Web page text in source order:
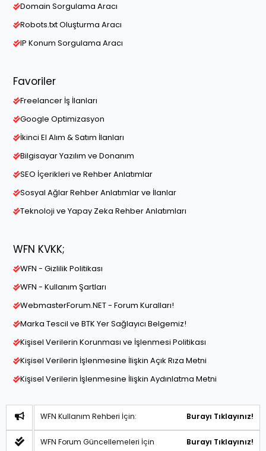
Domain Sorgulama Aracı
Robots.txt Oluşturma Aracı
IP Konum Sorgulama Aracı
Favoriler
Freelancer İş İlanları
Google Optimizasyon
İkinci El Alım & Satım İlanları
Bilgisayar Yazılım ve Donanım
SEO İçerikleri ve Rehber Anlatımlar
Sosyal Ağlar Rehber Anlatımlar ve İlanlar
Teknoloji ve Yapay Zeka Rehber Anlatımları
WFN KVKK;
WFN - Gizlilik Politikası
WFN - Kullanım Şartları
WebmasterForum.NET - Forum Kuralları!
Marka Tescil ve BTK Yer Sağlayıcı Belgemiz!
Kişisel Verilerin Korunması ve İşlenmesi Politikası
Kişisel Verilerin İşlenmesine İlişkin Açık Rıza Metni
Kişisel Verilerin İşlenmesine İlişkin Aydınlatma Metni
WFN Kullanım Rehberi İçin: Burayı Tıklayınız!
WFN Forum Güncellemeleri İçin Burayı Tıklayınız!